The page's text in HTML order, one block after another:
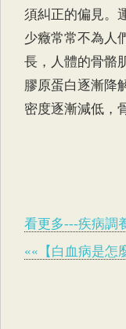
須糾正的偏見。
少癥常常不為人
長，人體的骨骼
膠原蛋白逐漸降
密度逐漸減低，
看更多---疾病調
««【白血病是怎